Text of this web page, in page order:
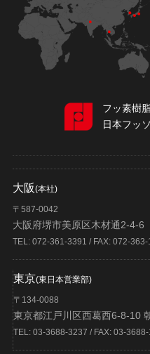
フッ素樹
日本フッ
大阪(本社)
〒587-0042
大阪府堺市美原区木材通2-4-6
TEL: 072-361-3391 / FAX: 072-
東京(東日本営業部)
〒134-0088
東京都江戸川区西葛西6-8-10
TEL: 03-3688-3237 / FAX: 03-